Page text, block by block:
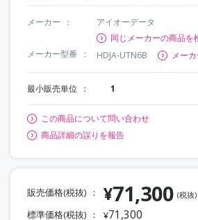
メーカー
アイオーデータ
同じメーカーの商品を
メーカー型番
HDJA-UTN6B メー
最小販売単位 1
この商品について問い合わせ
商品詳細の誤りを報告
販売価格(税抜) ¥71,300 (税抜)
標準価格(税抜) ¥71,300